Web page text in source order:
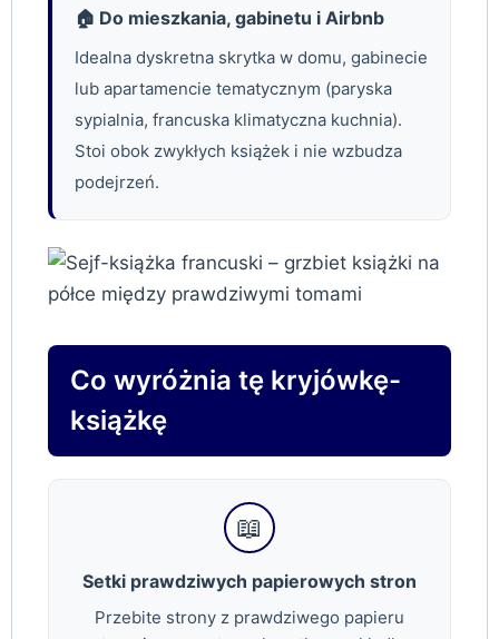
🏠 Do mieszkania, gabinetu i Airbnb
Idealna dyskretna skrytka w domu, gabinecie
lub apartamencie tematycznym (paryska
sypialnia, francuska klimatyczna kuchnia).
Stoi obok zwykłych książek i nie wzbudza
podejrzeń.
Co wyróżnia tę kryjówkę-
książkę
📖
Setki prawdziwych papierowych stron
Przebite strony z prawdziwego papieru